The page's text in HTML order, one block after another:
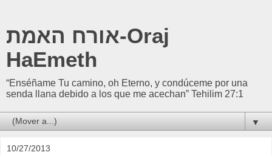
אורח האמת-Oraj
HaEmeth
“Enséñame Tu camino, oh Eterno, y condúceme por una
senda llana debido a los que me acechan” Tehilim 27:1
▼
10/27/2013